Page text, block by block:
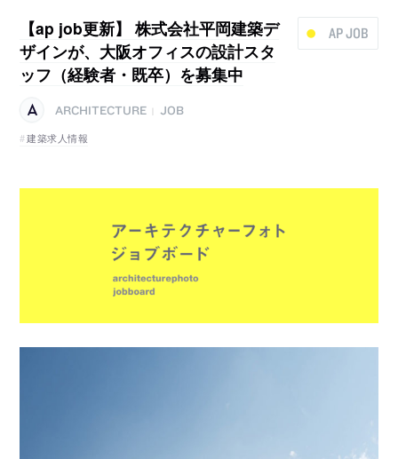
AP JOB
【ap job更新】 株式会社平岡建築デ
ザインが、大阪オフィスの設計スタ
ッフ（経験者・既卒）を募集中
ARCHITECTURE
JOB
建築求人情報